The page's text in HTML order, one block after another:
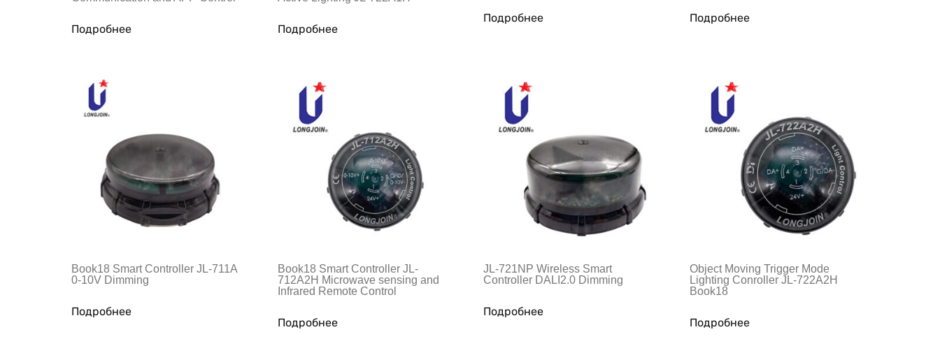
Подробнее Подробнее
Подробнее Подробнее
Book18 Smart Controller JL-711A
0-10V Dimming
Подробнее
Book18 Smart Controller JL-
712A2H Microwave sensing and
Infrared Remote Control
Подробнее
JL-721NP Wireless Smart
Controller DALI2.0 Dimming
Подробнее
Object Moving Trigger Mode
Lighting Conroller JL-722A2H
Book18
Подробнее